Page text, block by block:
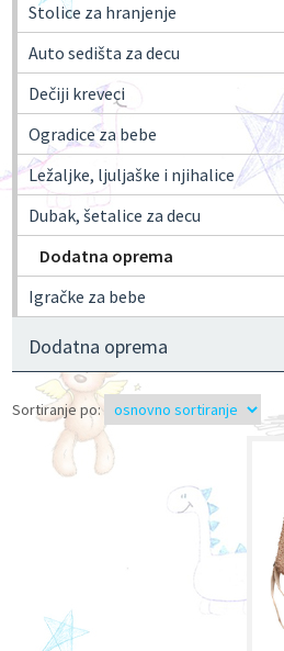
Stolice za hranjenje
Auto sedišta za decu
Dečiji kreveci
Ogradice za bebe
Ležaljke, ljuljaške i njihalice
Dubak, šetalice za decu
Dodatna oprema
Igračke za bebe
Dodatna oprema
Sortiranje po: